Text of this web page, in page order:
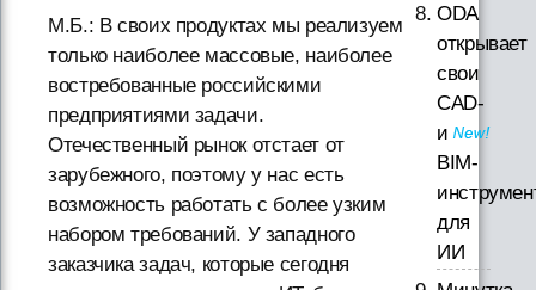
М.Б.: В своих продуктах мы реализуем
только наиболее массовые, наиболее
востребованные российскими
предприятиями задачи.
Отечественный рынок отстает от
зарубежного, поэтому у нас есть
возможность работать с более узким
набором требований. У западного
заказчика задач, которые сегодня
ODA
открывает
свои
CAD-
и
BIM-
для
ИИ